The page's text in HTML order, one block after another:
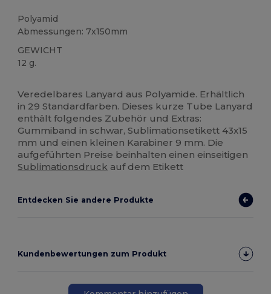
Polyamid
Abmessungen: 7x150mm
GEWICHT
12 g.
Veredelbares Lanyard aus Polyamide. Erhältlich
in 29 Standardfarben. Dieses kurze Tube Lanyard
enthält folgendes Zubehör und Extras:
Gummiband in schwar, Sublimationsetikett 43x15
mm und einen kleinen Karabiner 9 mm. Die
aufgeführten Preise beinhalten einen einseitigen
Sublimationsdruck auf dem Etikett
Entdecken Sie andere Produkte
Kundenbewertungen zum Produkt